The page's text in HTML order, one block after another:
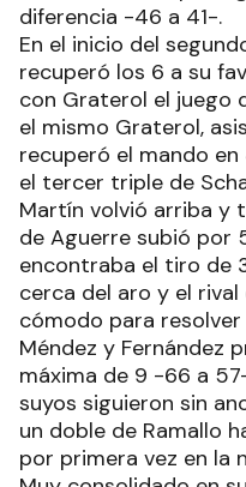
diferencia -46 a 41-.
En el inicio del
recuperó los 6 a su
con Graterol el juego
el mismo Graterol,
recuperó el mando
el tercer triple de
Martín volvió arriba y
de Aguerre subió por
encontraba el tiro de
cerca del aro y el
cómodo para
Méndez y Fernández
máxima de 9 -66 a
suyos siguieron sin
un doble de Ramallo
por primera vez en la